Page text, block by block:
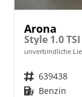
Arona
Style 1.0
unverbindliche
Fahrzeugnr. 639438
Kraftstoff Benzin